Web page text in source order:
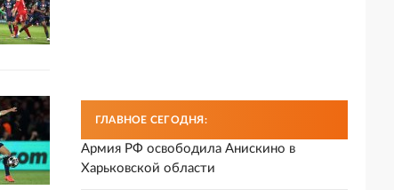
ГЛАВНОЕ СЕГОДНЯ:
Армия РФ освободила Анискино в
Харьковской области